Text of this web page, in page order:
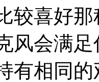
较喜好
风会满
有相同